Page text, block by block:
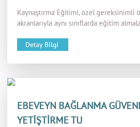
Kaynaştırma Eğitimi, özel gereksinimli
akranlarıyla aynı sınıflarda eğitim
EBEVEYN BAĞLANMA
YETİŞTİRME TU